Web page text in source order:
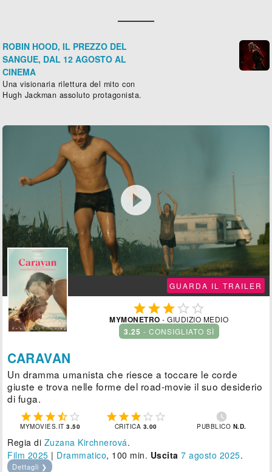
ROBIN HOOD, IL PREZZO DEL
SANGUE, DAL 12 AGOSTO AL
CINEMA
Una visionaria rilettura del mito con
Hugh Jackman assoluto protagonista.

GUARDA IL TRAILER
  
MYMONETRO - GIUDIZIO MEDIO
3.25 - CONSIGLIATO SÌ
CARAVAN
Un dramma umanista che riesce a toccare le corde
giuste e trova nelle forme del road-movie il suo desiderio
di fuga.
    
MYMOVIES.IT3.50
    
CRITICA 3.00

PUBBLICO N.D.
Regia di Zuzana Kirchnerová.
Film 2025 | Drammatico, 100 min. Uscita 7 agosto 2025.
Dettagli ❯